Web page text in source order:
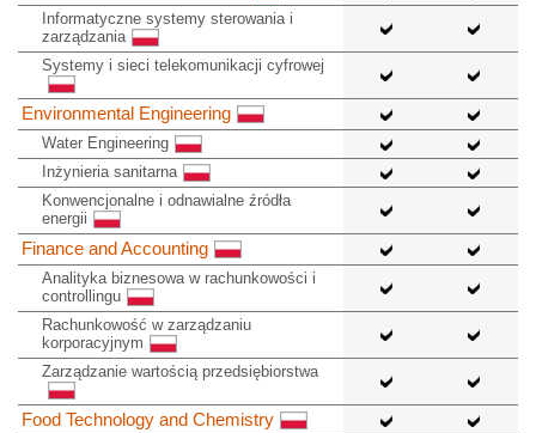
Informatyczne systemy sterowania i
zarządzania
Systemy i sieci telekomunikacji cyfrowej
Environmental Engineering
Water Engineering
Inżynieria sanitarna
Konwencjonalne i odnawialne źródła
energii
Finance and Accounting
Analityka biznesowa w rachunkowości i
controllingu
Rachunkowość w zarządzaniu
korporacyjnym
Zarządzanie wartością przedsiębiorstwa
Food Technology and Chemistry